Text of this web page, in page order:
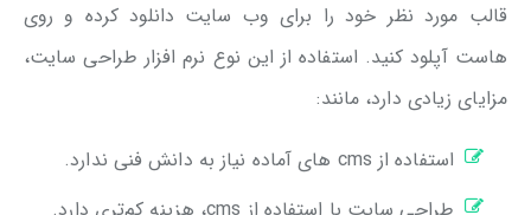
قالب مورد نظر خود را برای وب سایت دانلود کرده و روی
هاست آپلود کنید. استفاده از این نوع نرم افزار طراحی سایت،
مزایای زیادی دارد، مانند:
استفاده از cms های آماده نیاز به دانش فنی ندارد.